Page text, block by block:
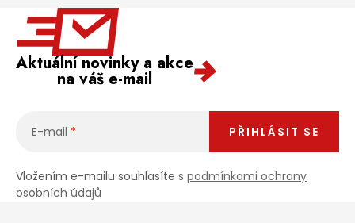
Aktuální novinky a akce
na váš e-mail
E-mail
Vložením e-mailu souhlasíte s podmínkami ochrany
osobních údajů
PŘIHLÁSIT SE